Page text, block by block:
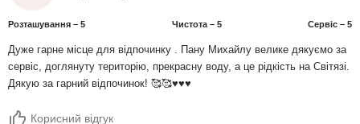
Розташування – 5 Чистота – 5 Сервіс – 5
Дуже гарне місце для відпочинку . Пану Михайлу велике дякуємо за
сервіс, доглянуту територію, прекрасну воду, а це рідкість на Світязі.
Дякую за гарний відпочинок! 🥰🥰♥️♥️♥️
Корисний відгук